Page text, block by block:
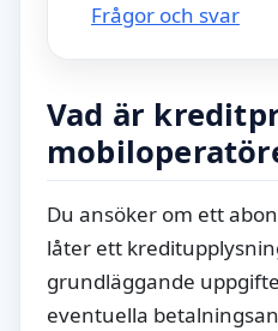
Frågor och svar
Vad är
Du ansöker om ett
låter ett
grundläggande
eventuella